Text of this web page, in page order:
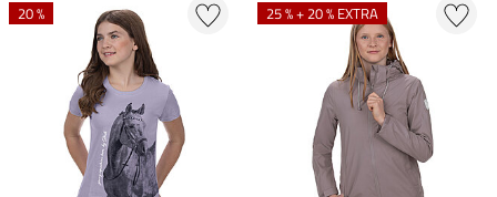
20 % 25 % + 20 % EXTRA